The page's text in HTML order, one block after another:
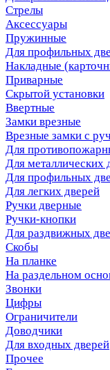
Стрелы
Аксессуары
Пружинные
Для профильных
Накладные
Приварные
Скрытой установки
Ввертные
Замки врезные
Врезные замки с
Для
Для металлических
Для профильных
Для легких дверей
Ручки дверные
Ручки-кнопки
Для раздвижных
Скобы
На планке
На раздельном
Звонки
Цифры
Ограничители
Доводчики
Для входных дверей
Прочее